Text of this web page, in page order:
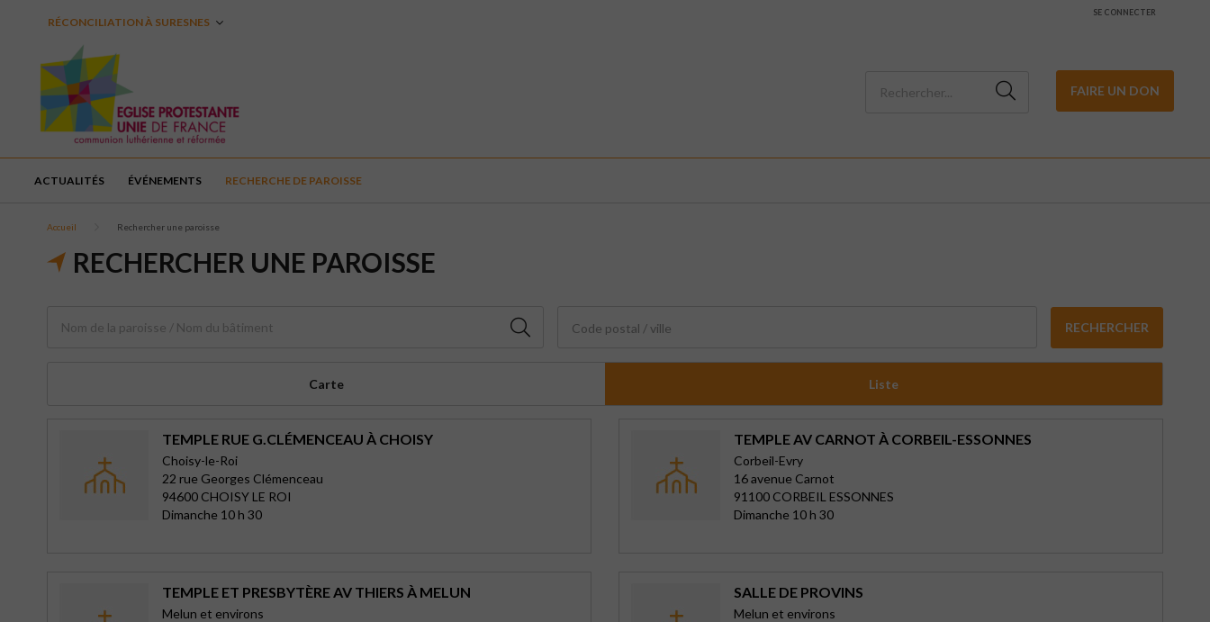
RÉCONCILIATION À SURESNES
SE CONNECTER
FAIRE UN DON
ACTUALITÉS ÉVÉNEMENTS RECHERCHE DE PAROISSE
Accueil Rechercher une paroisse
RECHERCHER UNE PAROISSE
Code postal / ville RECHERCHER
Carte Liste
TEMPLE RUE G.CLÉMENCEAU À CHOISY
Choisy-le-Roi
22 rue Georges Clémenceau
94600 CHOISY LE ROI
Dimanche 10 h 30
TEMPLE AV CARNOT À CORBEIL-ESSONNES
Corbeil-Evry
16 avenue Carnot
91100 CORBEIL ESSONNES
Dimanche 10 h 30
TEMPLE ET PRESBYTÈRE AV THIERS À MELUN
Melun et environs
SALLE DE PROVINS
Melun et environs